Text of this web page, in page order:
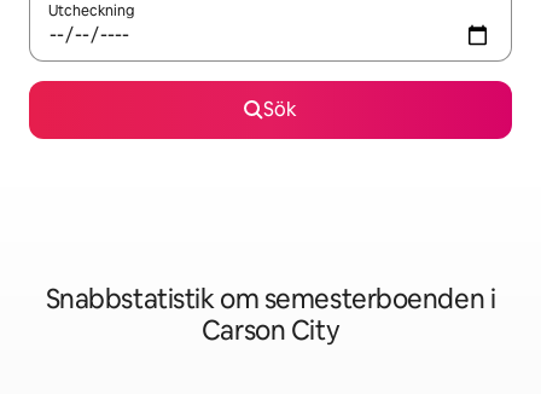
Utcheckning
Sök
Snabbstatistik om semesterboenden i
Carson City